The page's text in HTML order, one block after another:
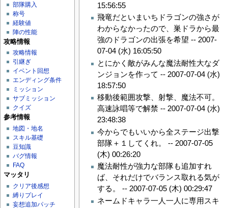
部隊購入
称号
経験値
陣の性能
攻略情報
攻略情報
引継ぎ
イベント回想
エンディング条件
ミッション
サブミッション
クイズ
参考情報
地図・地名
スキル基礎
豆知識
バグ情報
FAQ
マッタリ
クリア後感想
縛りプレイ
妄想追加パッチ
15:56:55
飛竜だといまいちドラゴンの強さが
わからなかったので、巣ドラから最
強のドラゴンの出張を希望 -- 2007-
07-04 (水) 16:05:50
とにかく敵がみんな魔法耐性大なダ
ンジョンを作って -- 2007-07-04 (水)
18:57:50
移動後範囲攻撃、射撃、魔法不可。
高速詠唱等で解禁 -- 2007-07-04 (水)
23:48:38
今からでもいいから全ステージ出撃
部隊＋１してくれ。 -- 2007-07-05
(木) 00:26:20
魔法耐性が強力な部隊も追加すれ
ば、それだけでバランス取れる気が
する。 -- 2007-07-05 (木) 00:29:47
ネームドキャラ一人一人に専用スキ